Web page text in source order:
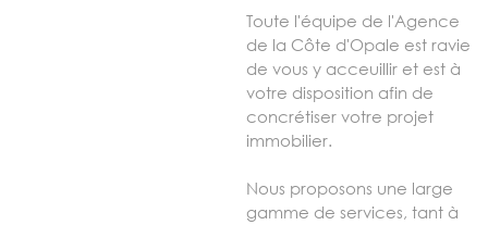
Toute l'équipe de l'Agence
de la Côte d'Opale est ravie
de vous y acceuillir et est à
votre disposition afin de
concrétiser votre projet
immobilier.
Nous proposons une large
gamme de services, tant à